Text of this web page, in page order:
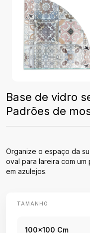
Base de vidro
Padrões de
Organize o espaço da
oval para lareira com
em azulejos.
TAMANHO
100x100 Cm